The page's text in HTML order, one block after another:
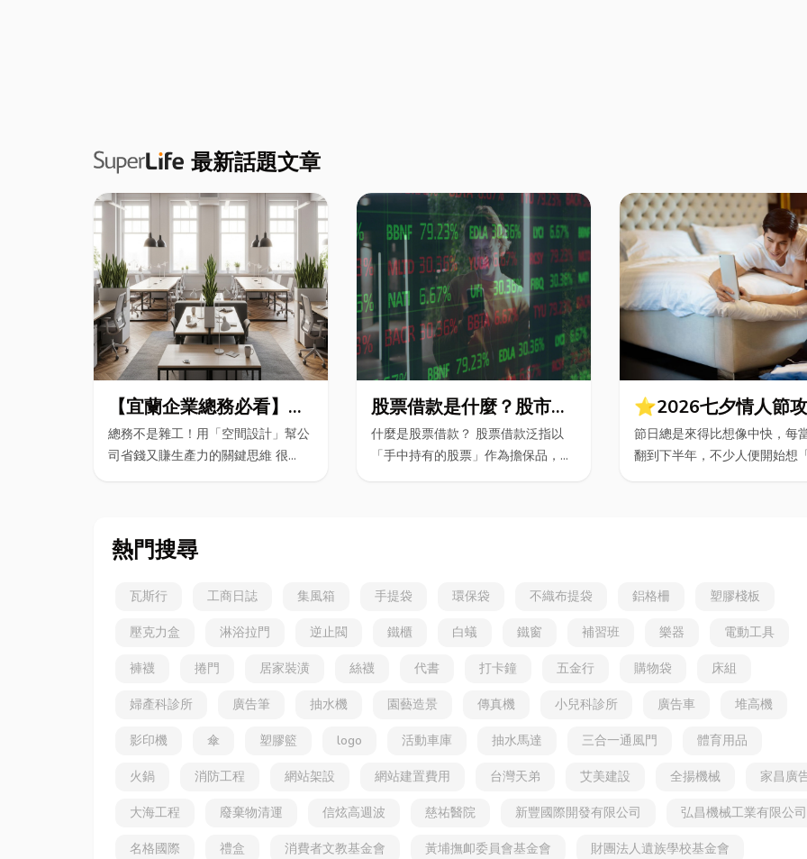
最新話題文章
【宜蘭企業總務必看】辦
公室如何打造高效能職
場？從辦公桌椅、系統屏
總務不是雜工！用「空間設計」幫公
司省錢又賺生產力的關鍵思維 很...
股票借款是什麼？股市震
盪|股票借款、股票質借、
當鋪借款完整比較
什麼是股票借款？ 股票借款泛指以
「手中持有的股票」作為擔保品，...
⭐2026七夕情人節攻
略！七夕送什麼不踩
限定甜點哪裡買？台
節日總是來得比想像中快，每
翻到下半年，不少人便開始想
熱門搜尋
瓦斯行 工商日誌 集風箱 手提袋 環保袋 不織布提袋 鋁格柵 塑膠棧板
壓克力盒 淋浴拉門 逆止閥 鐵櫃 白蟻 鐵窗 補習班 樂器 電動工具
褲襪 捲門 居家裝潢 絲襪 代書 打卡鐘 五金行 購物袋 床組
婦產科診所 廣告筆 抽水機 園藝造景 傳真機 小兒科診所 廣告車 堆高機
影印機 傘 塑膠籃 logo 活動車庫 抽水馬達 三合一通風門 體育用品
火鍋 消防工程 網站架設 網站建置費用 台灣天弟 艾美建設 全揚機械 家昌廣
大海工程 廢棄物清運 信炫高週波 慈祐醫院 新豐國際開發有限公司 弘昌機械工業有限公司
名格國際 禮盒 消費者文教基金會 黃埔撫卹委員會基金會 財團法人遺族學校基金會